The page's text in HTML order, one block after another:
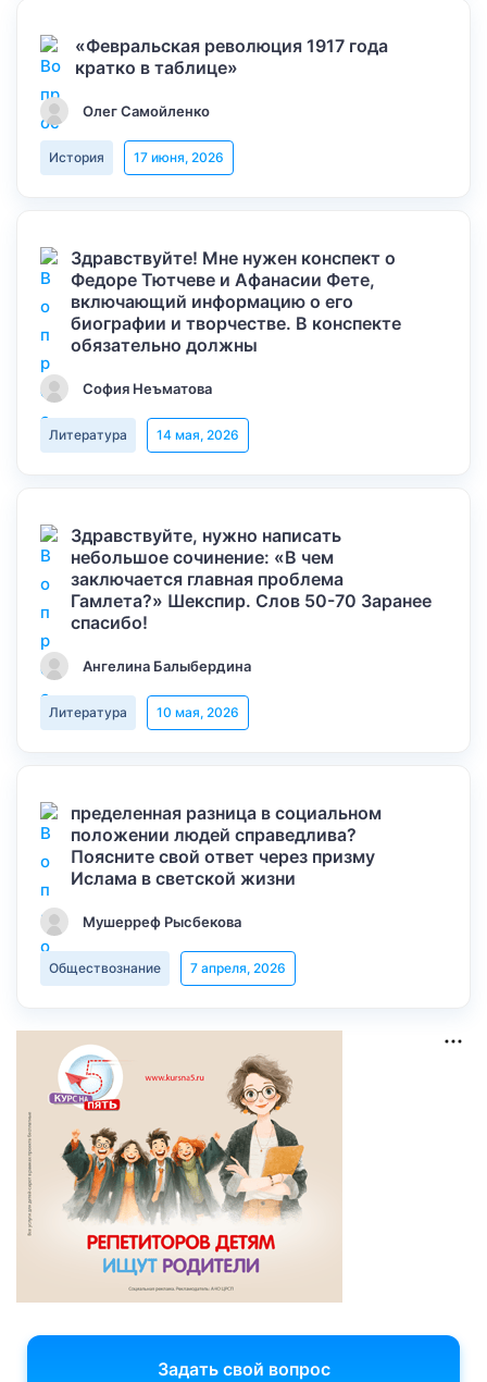
«Февральская революция 1917 года
кратко в таблице»
Олег Самойленко
История 17 июня, 2026
Здравствуйте! Мне нужен конспект о
Федоре Тютчеве и Афанасии Фете,
включающий информацию о его
биографии и творчестве. В конспекте
обязательно должны
София Неъматова
Литература 14 мая, 2026
Здравствуйте, нужно написать
небольшое сочинение: «В чем
заключается главная проблема
Гамлета?» Шекспир. Слов 50-70 Заранее
спасибо!
Ангелина Балыбердина
Литература 10 мая, 2026
пределенная разница в социальном
положении людей справедлива?
Поясните свой ответ через призму
Ислама в светской жизни
Мушерреф Рысбекова
Обществознание 7 апреля, 2026
Задать свой вопрос